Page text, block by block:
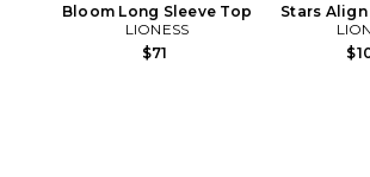
price:
Bloom Long Sleeve Top
LIONESS
$71
Stars